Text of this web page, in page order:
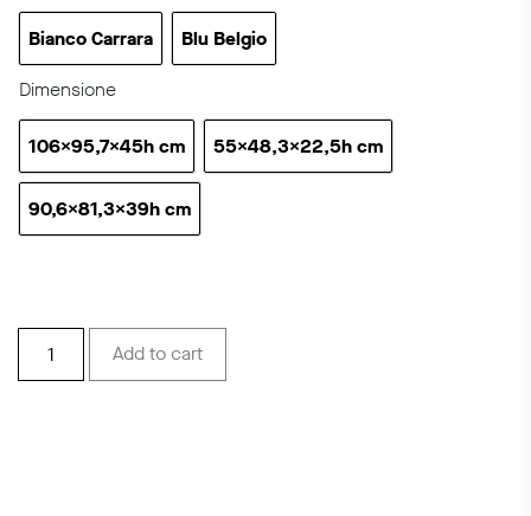
Bianco Carrara Blu Belgio
Blu Belgio
Dimensione
106x95,7x45h cm
Gomitolo 106x95,7x45
55x48,3x22,5h cm
Gomitolo 55x48,3x22,5
90,6x81,3x39h cm
Tavolini
Add to cart